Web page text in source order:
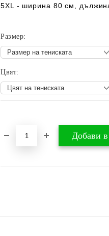
5XL - ширина 80 см,
Размер:
Цвят: